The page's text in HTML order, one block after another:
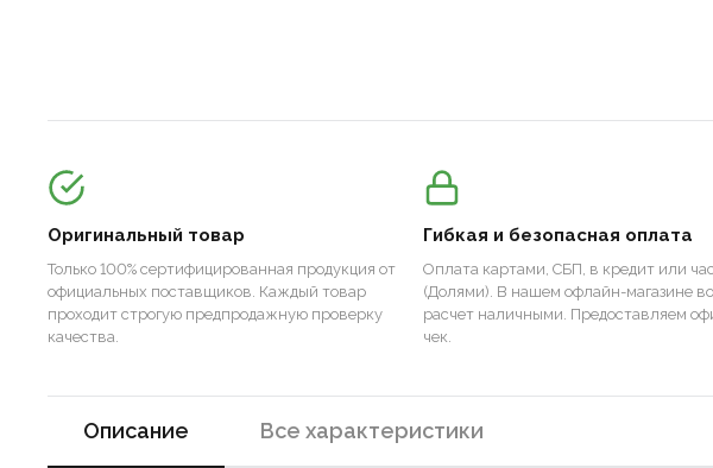
Оригинальный товар
Только 100% сертифицированная продукция от
официальных поставщиков. Каждый товар
проходит строгую предпродажную проверку
качества.
Гибкая и безопасная оплата
Оплата картами, СБП, в кредит или
(Долями). В нашем офлайн-магазине
расчет наличными. Предоставляем
чек.
Описание Все характеристики